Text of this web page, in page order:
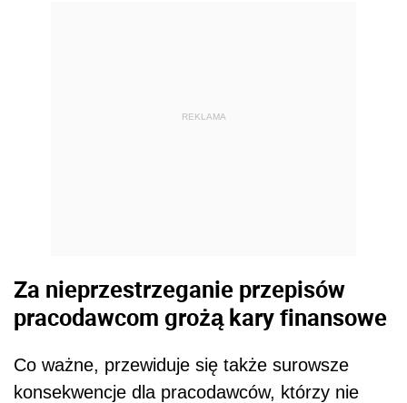
REKLAMA
Za nieprzestrzeganie przepisów
pracodawcom grożą kary finansowe
Co ważne, przewiduje się także surowsze
konsekwencje dla pracodawców, którzy nie